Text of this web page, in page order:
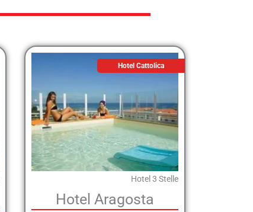
Hotel Cattolica
Hotel 3 Stelle
Hotel Aragosta